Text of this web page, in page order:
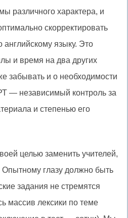
различного характера, и
скорректировать
языку. Это
и время на два других
забывать и о необходимости
— независимый контроль за
и степенью его
целью заменить учителей,
Опытному глазу должно быть
задания не стремятся
массив лексики по теме